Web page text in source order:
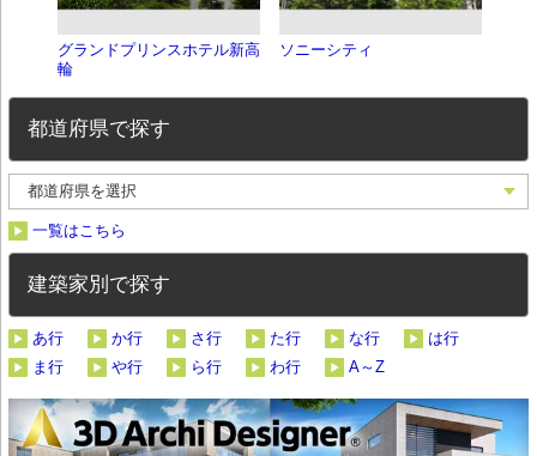
グランドプリンスホテル新高
輪
ソニーシティ
都道府県で探す
一覧はこちら
建築家別で探す
あ行 か行 さ行 た行 な行
は行
ま行
や行 ら行 わ行 A～Z